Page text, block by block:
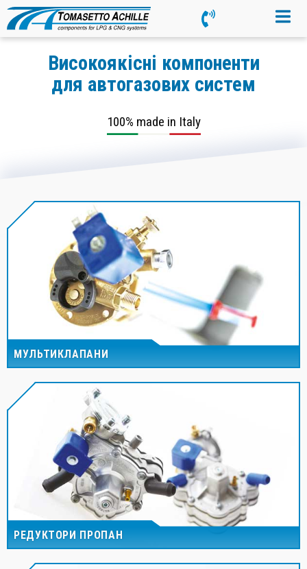
Високоякісні компоненти
для автогазових систем
100% made in Italy
МУЛЬТИКЛАПАНИ
РЕДУКТОРИ ПРОПАН